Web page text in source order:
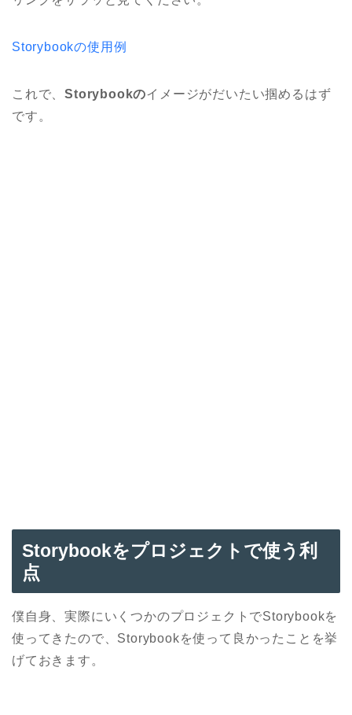
Storybookの使用例
これで、Storybookのイメージがだいたい掴めるはず
です。
Storybookをプロジェクトで使う利
点
僕自身、実際にいくつかのプロジェクトでStorybookを
使ってきたので、Storybookを使って良かったことを挙
げておきます。